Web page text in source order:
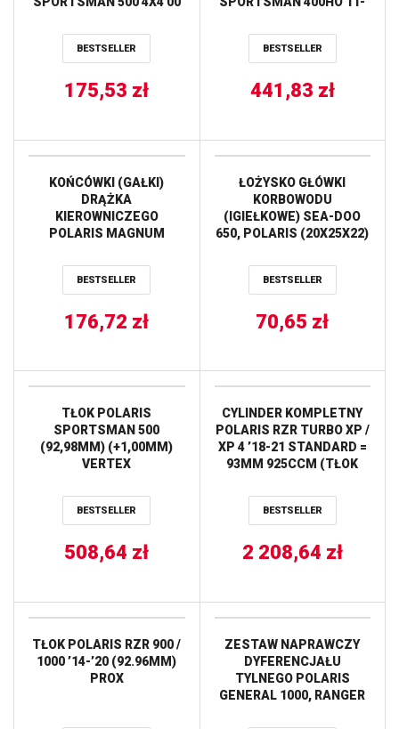
BESTSELLER
175,53 zł
800 05-14,
MAGNUM/TRIAL BOSS
BESTSELLER
441,83 zł
KOŃCÓWKI (GAŁKI)
DRĄŻKA
KIEROWNICZEGO
POLARIS MAGNUM
SPORTSMAN
400/500/600/700/800 ALL
BESTSELLER
176,72 zł
ŁOŻYSKO GŁÓWKI
KORBOWODU
(IGIEŁKOWE) SEA-DOO
650, POLARIS (20X25X22)
BESTSELLER
70,65 zł
TŁOK POLARIS
SPORTSMAN 500
(92,98MM) (+1,00MM)
VERTEX
BESTSELLER
508,64 zł
CYLINDER KOMPLETNY
POLARIS RZR TURBO XP /
XP 4 ’18-21 STANDARD =
93MM 925CCM (TŁOK
END + CYLINDER) (9:1)
CYLINDER WORKS
BESTSELLER
2 208,64 zł
TŁOK POLARIS RZR 900 /
1000 ’14-’20 (92.96MM)
PROX
ZESTAW NAPRAWCZY
DYFERENCJAŁU
TYLNEGO POLARIS
GENERAL 1000, RANGER